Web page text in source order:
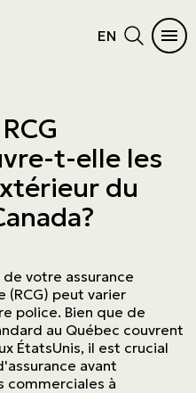
EN
des pilotes et
t-elle les
du
votre assurance
(RCG) peut varier
police. Bien que de
au Québec couvrent
ÉtatsUnis, il est crucial
avant
à